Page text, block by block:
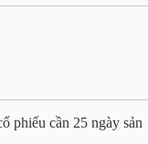
phiếu cần 25 ngày sản